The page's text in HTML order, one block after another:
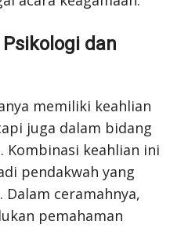
dan
memiliki keahlian
juga dalam bidang
Kombinasi keahlian ini
pendakwah yang
ceramahnya,
pemahaman